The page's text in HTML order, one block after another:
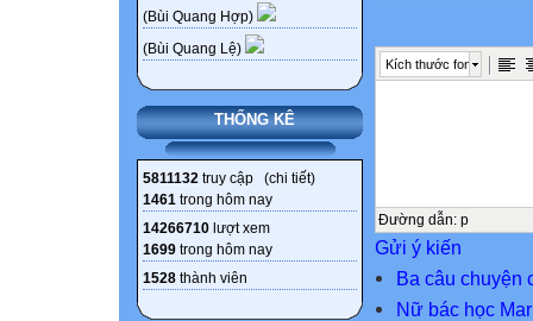
(Bùi Quang Hợp)
(Bùi Quang Lệ)
THỐNG KÊ
5811132 truy cập (chi tiết)
1461 trong hôm nay
14266710 lượt xem
1699 trong hôm nay
1528 thành viên
Kích thước font
Đường dẫn: p
Gửi ý kiến
Ba câu chuyện
Nữ bác học